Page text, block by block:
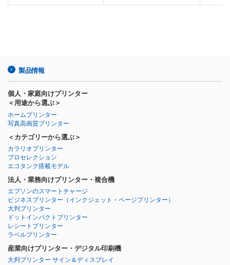
製品情報
個人・家庭向けプリンター
＜用途から選ぶ＞
ホームプリンター
写真高画質プリンター
＜カテゴリーから選ぶ＞
カラリオプリンター
プロセレクション
エコタンク搭載モデル
法人・業務向けプリンター・複合機
エプソンのスマートチャージ
ビジネスプリンター （インクジェット・ページプリンター）
大判プリンター
ドットインパクトプリンター
レシートプリンター
ラベルプリンター
産業向けプリンター・デジタル印刷機
大判プリンター サイン＆ディスプレイ